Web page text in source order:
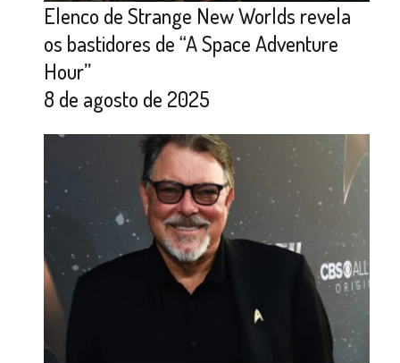
Elenco de Strange New Worlds revela
os bastidores de “A Space Adventure
Hour”
8 de agosto de 2025